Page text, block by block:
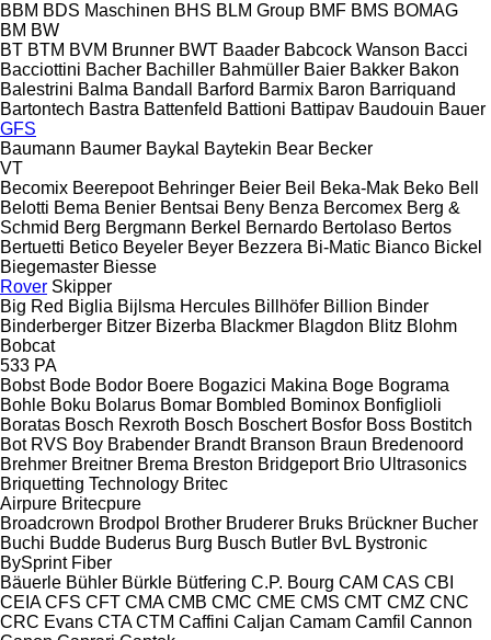
BBM BDS Maschinen BHS BLM Group BMF BMS BOMAG
BM BW
BT BTM BVM Brunner BWT Baader Babcock Wanson Bacci
Bacciottini Bacher Bachiller Bahmüller Baier Bakker Bakon
Balestrini Balma Bandall Barford Barmix Baron Barriquand
Bartontech Bastra Battenfeld Battioni Battipav Baudouin Bauer
GFS
Baumann Baumer Baykal Baytekin Bear Becker
VT
Becomix Beerepoot Behringer Beier Beil Beka-Mak Beko Bell
Belotti Bema Benier Bentsai Beny Benza Bercomex Berg &
Schmid Berg Bergmann Berkel Bernardo Bertolaso Bertos
Bertuetti Betico Beyeler Beyer Bezzera Bi-Matic Bianco Bickel
Biegemaster Biesse
Rover Skipper
Big Red Biglia Bijlsma Hercules Billhöfer Billion Binder
Binderberger Bitzer Bizerba Blackmer Blagdon Blitz Blohm
Bobcat
533 PA
Bobst Bode Bodor Boere Bogazici Makina Boge Bograma
Bohle Boku Bolarus Bomar Bombled Bominox Bonfiglioli
Boratas Bosch Rexroth Bosch Boschert Bosfor Boss Bostitch
Bot RVS Boy Brabender Brandt Branson Braun Bredenoord
Brehmer Breitner Brema Breston Bridgeport Brio Ultrasonics
Briquetting Technology Britec
Airpure Britecpure
Broadcrown Brodpol Brother Bruderer Bruks Brückner Bucher
Buchi Budde Buderus Burg Busch Butler BvL Bystronic
BySprint Fiber
Bäuerle Bühler Bürkle Bütfering C.P. Bourg CAM CAS CBI
CEIA CFS CFT CMA CMB CMC CME CMS CMT CMZ CNC
CRC Evans CTA CTM Caffini Caljan Camam Camfil Cannon